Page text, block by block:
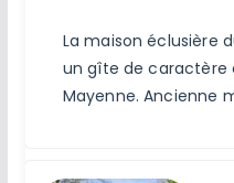
La maison éclusière
un gîte de caractère
Mayenne. Ancienne